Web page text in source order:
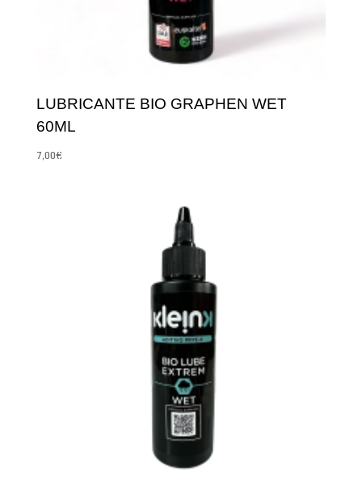
LUBRICANTE BIO GRAPHEN WET
60ML
7,00€